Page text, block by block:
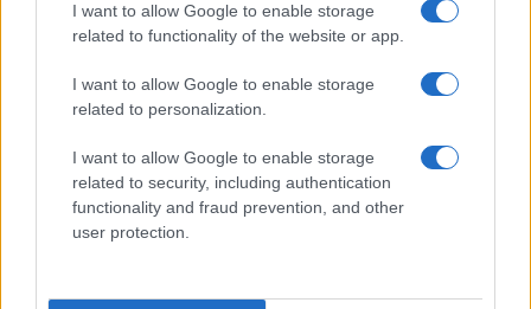
I want to allow Google to enable storage
related to functionality of the website or app.
I want to allow Google to enable storage
related to personalization.
I want to allow Google to enable storage
related to security, including authentication
functionality and fraud prevention, and other
user protection.
Pieve Comics 2026: tutto ciò che devi sapere
sull’evento nerd di Perugia
Andrea Conforti · 6 Ago 2026